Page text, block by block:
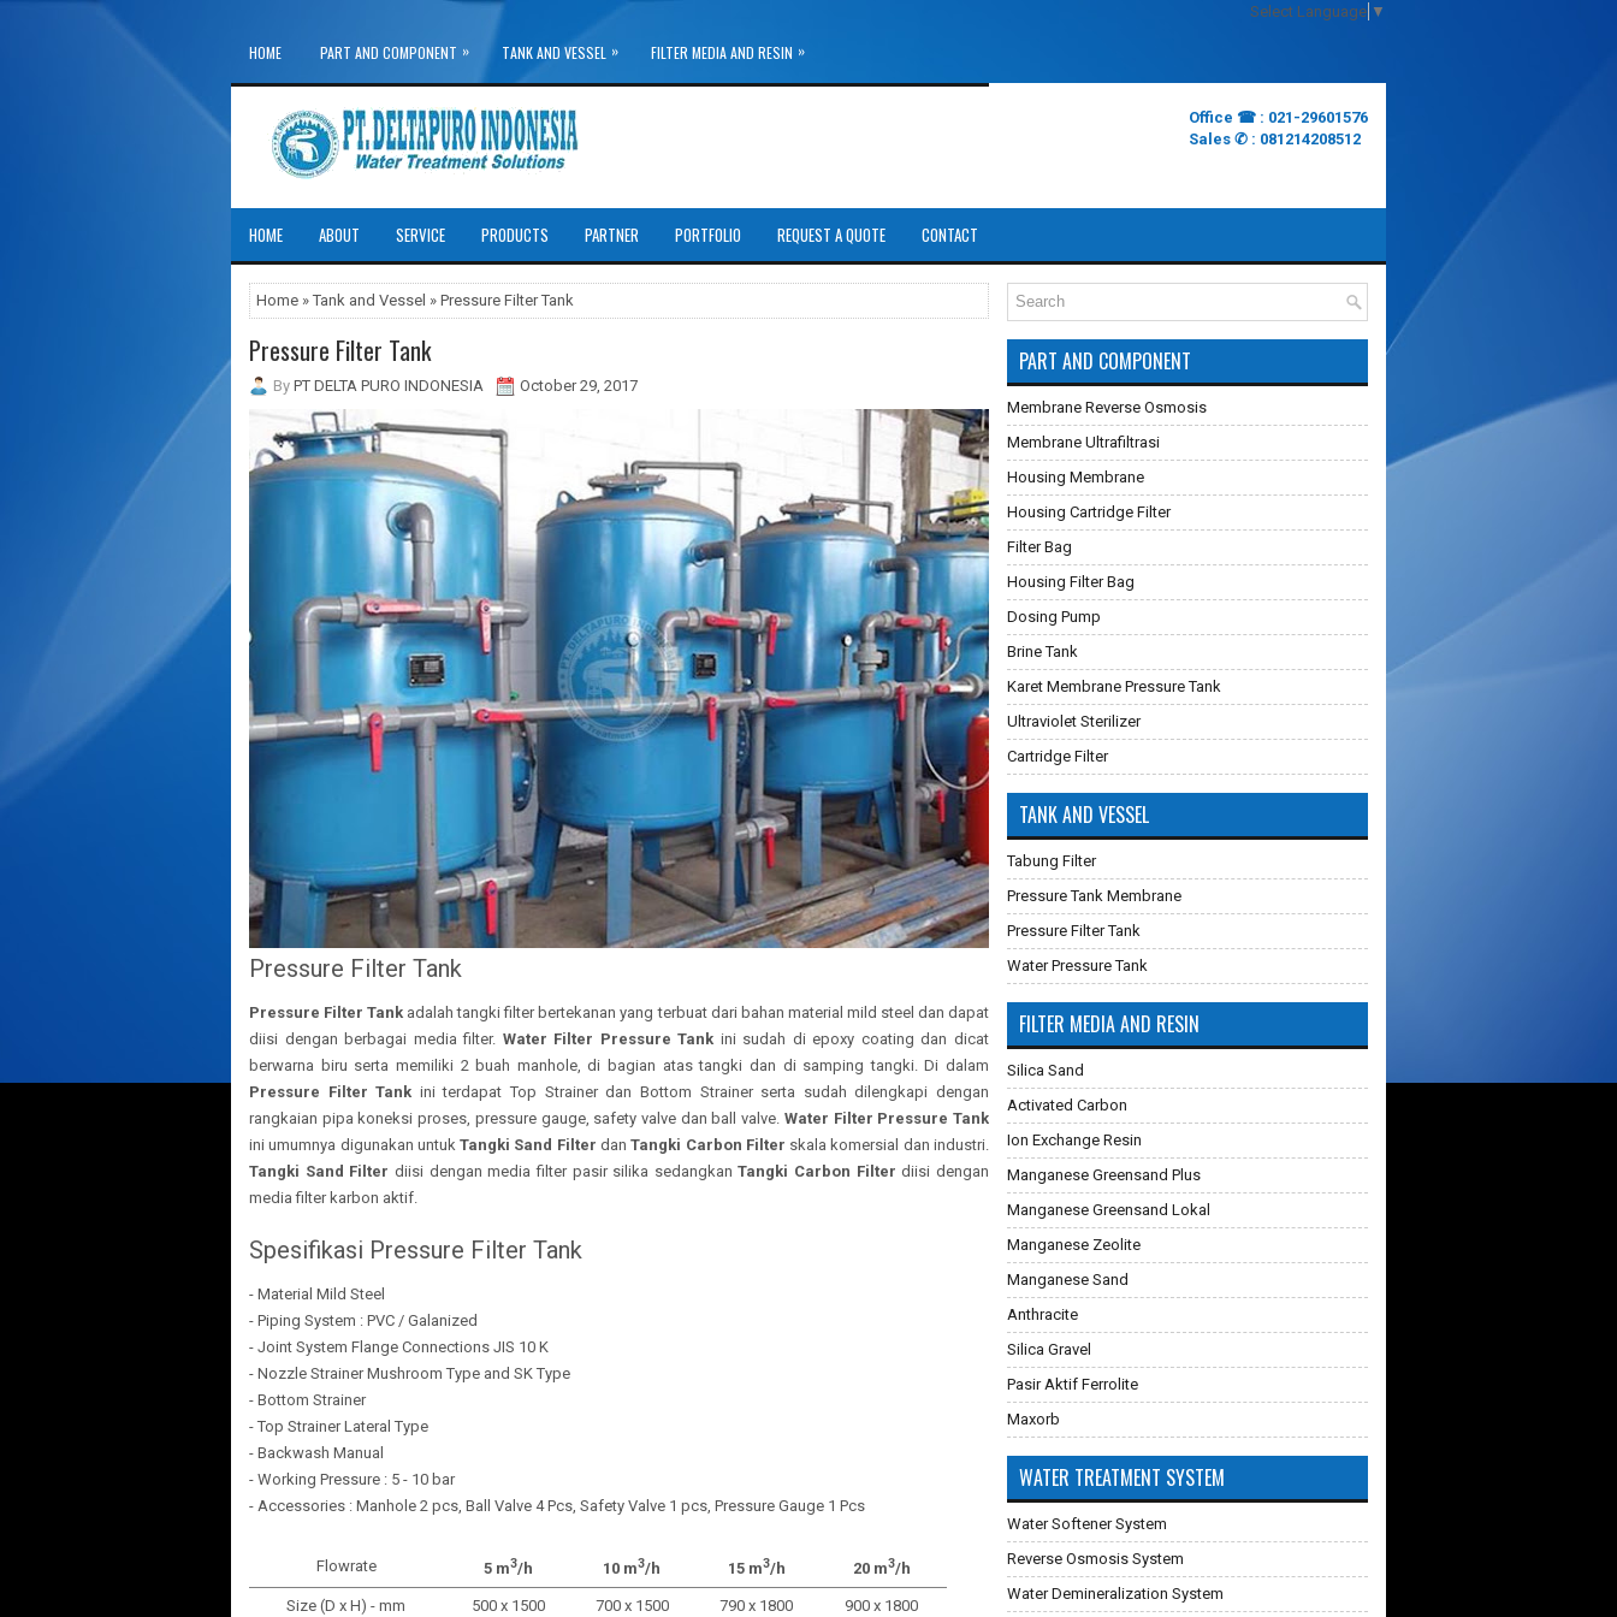
Select Language ▼
HOME PART AND COMPONENT » TANK AND VESSEL » FILTER MEDIA AND RESIN »
»
Office ☎ : 021-29601576
Sales ✆ : 081214208512
HOME ABOUT SERVICE PRODUCTS PARTNER PORTFOLIO REQUEST A QUOTE CONTACT
Home » Tank and Vessel » Pressure Filter Tank
Pressure Filter Tank
By PT DELTA PURO INDONESIA October 29, 2017
Pressure Filter Tank
Pressure Filter Tank adalah tangki filter bertekanan yang terbuat dari bahan material mild steel dan dapat
diisi dengan berbagai media filter. Water Filter Pressure Tank ini sudah di epoxy coating dan dicat
berwarna biru serta memiliki 2 buah manhole, di bagian atas tangki dan di samping tangki. Di dalam
Pressure Filter Tank ini terdapat Top Strainer dan Bottom Strainer serta sudah dilengkapi dengan
rangkaian pipa koneksi proses, pressure gauge, safety valve dan ball valve. Water Filter Pressure Tank
ini umumnya digunakan untukTangki Sand Filter danTangki Carbon Filter skala komersial dan industri.
Tangki Sand Filter diisi dengan media filter pasir silika sedangkanTangki Carbon Filter diisi dengan
media filter karbon aktif.
Spesifikasi Pressure Filter Tank
- Material Mild Steel
- Piping System : PVC / Galanized
- Joint System Flange Connections JIS 10 K
- Nozzle Strainer Mushroom Type and SK Type
- Bottom Strainer
- Top Strainer Lateral Type
- Backwash Manual
- Working Pressure : 5 - 10 bar
- Accessories : Manhole 2 pcs, Ball Valve 4 Pcs, Safety Valve 1 pcs, Pressure Gauge 1 Pcs
Flowrate 5 m3/h 10 m3/h 15 m3/h 20 m3/h
Size (D x H) - mm 500 x 1500 700 x 1500 790 x 1800 900 x 1800
PART AND COMPONENT
Membrane Reverse Osmosis
Membrane Ultrafiltrasi
Housing Membrane
Housing Cartridge Filter
Filter Bag
Housing Filter Bag
Dosing Pump
Brine Tank
Karet Membrane Pressure Tank
Ultraviolet Sterilizer
Cartridge Filter
TANK AND VESSEL
Tabung Filter
Pressure Tank Membrane
Pressure Filter Tank
Water Pressure Tank
FILTER MEDIA AND RESIN
Silica Sand
Activated Carbon
Ion Exchange Resin
Manganese Greensand Plus
Manganese Greensand Lokal
Manganese Zeolite
Manganese Sand
Anthracite
Silica Gravel
Pasir Aktif Ferrolite
Maxorb
WATER TREATMENT SYSTEM
Water Softener System
Reverse Osmosis System
Water Demineralization System